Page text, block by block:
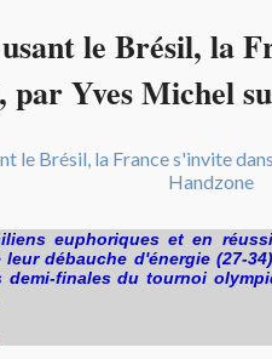
le Brésil, la
Yves Michel
euphoriques et en
débauche d'énergie (27-
finales du tournoi